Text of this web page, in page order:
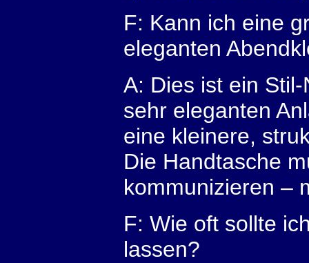
F: Kann ich eine
eleganten
A: Dies ist ein
sehr eleganten
eine kleinere,
Die Handtasche
kommunizieren –
F: Wie oft sollte
lassen?